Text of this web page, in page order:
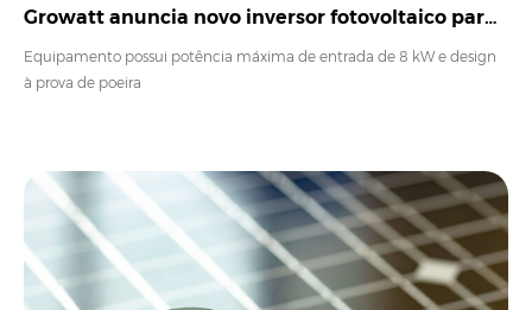
Growatt anuncia novo inversor fotovoltaico para
aplicações off-grid
Equipamento possui potência máxima de entrada de 8 kW e design
à prova de poeira